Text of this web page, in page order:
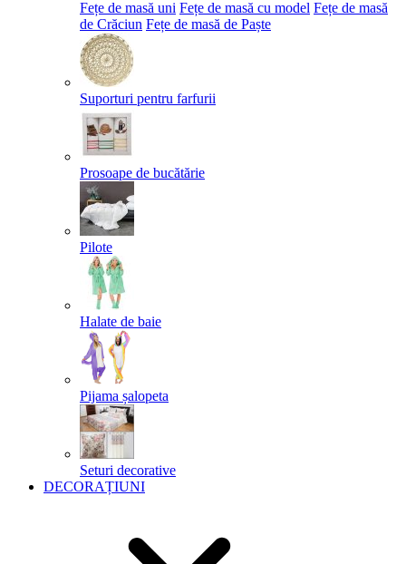
Fețe de masă uni Fețe de masă cu model Fețe de masă
de Crăciun Fețe de masă de Paște​
Suporturi pentru farfurii
Prosoape de bucătărie
Pilote
Halate de baie
Pijama șalopeta
Seturi decorative
DECORAȚIUNI